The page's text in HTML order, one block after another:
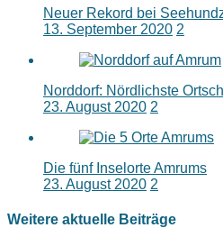
Neuer Rekord bei
13. September 2020 2
Norddorf: Nördlichste
23. August 2020 2
Die fünf Inselorte Amrums
23. August 2020 2
Weitere aktuelle Beiträge